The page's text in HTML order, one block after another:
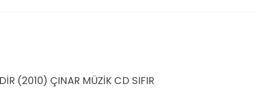
(2010) ÇINAR MÜZİK CD SIFIR